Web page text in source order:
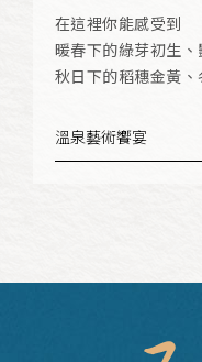
在這裡你能感受到
暖春下的綠芽初生
秋日下的稻穗金黃
溫泉藝術饗宴